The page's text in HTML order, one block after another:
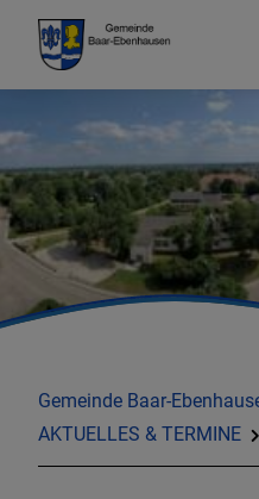
Gemeinde Baar-
AKTUELLES & TERMINE